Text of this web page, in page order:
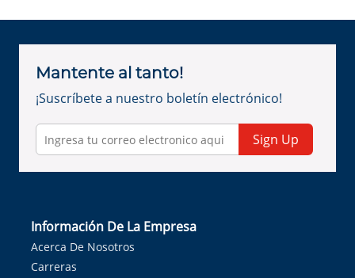
Mantente al tanto!
¡Suscríbete a nuestro boletín electrónico!
Sign Up
Información De La Empresa
Acerca De Nosotros
Carreras